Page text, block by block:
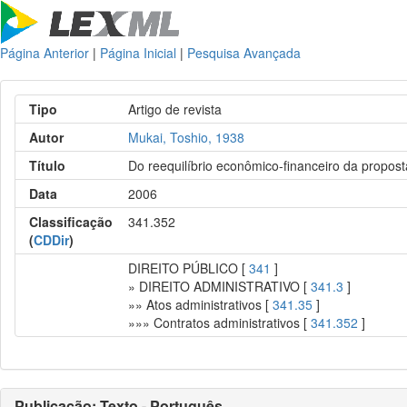
Página Anterior | Página Inicial | Pesquisa Avançada
Tipo
Artigo de revista
Autor
Mukai, Toshio, 1938
Título
Do reequilíbrio econômico-financeiro da
Data
2006
Classificação
(CDDir)
341.352
DIREITO PÚBLICO [341 ]
» DIREITO ADMINISTRATIVO [341.3 ]
»» Atos administrativos [341.35 ]
»»» Contratos administrativos [341.352 ]